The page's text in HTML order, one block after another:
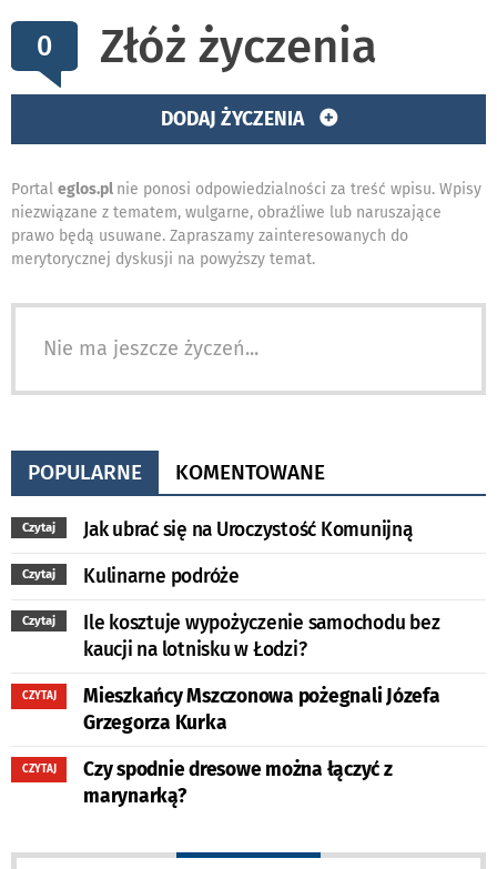
0 Złóż życzenia
DODAJ ŻYCZENIA
Portal eglos.pl nie ponosi odpowiedzialności za treść wpisu. Wpisy
niezwiązane z tematem, wulgarne, obraźliwe lub naruszające
prawo będą usuwane. Zapraszamy zainteresowanych do
merytorycznej dyskusji na powyższy temat.
Nie ma jeszcze życzeń...
POPULARNE KOMENTOWANE
Czytaj Jak ubrać się na Uroczystość Komunijną
Czytaj Kulinarne podróże
Czytaj
Ile kosztuje wypożyczenie samochodu bez
kaucji na lotnisku w Łodzi?
CZYTAJ
Mieszkańcy Mszczonowa pożegnali Józefa
Grzegorza Kurka
CZYTAJ
Czy spodnie dresowe można łączyć z
marynarką?